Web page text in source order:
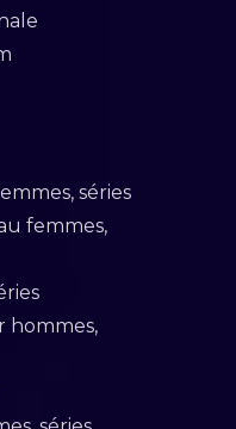
séries
femmes,
hommes,